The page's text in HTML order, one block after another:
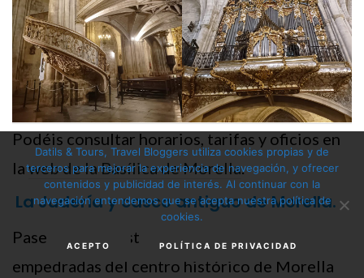
Podéis consultar horarios, tarifas y oficios en
laweb de la Basílica de Morella.
La Judería y casco antiguo de Morella.
Pasear por las estrechas callejuelas
empedradas del centro histórico de Morella
Datils & Tours, Travel Bloggers utiliza cookies propias y de
terceros para mejorar la experiencia de navegación, y ofrecer
contenidos y publicidad de interés. Al continuar con la
navegación entendemos que se acepta nuestra política de
cookies.
ACEPTO POLÍTICA DE PRIVACIDAD